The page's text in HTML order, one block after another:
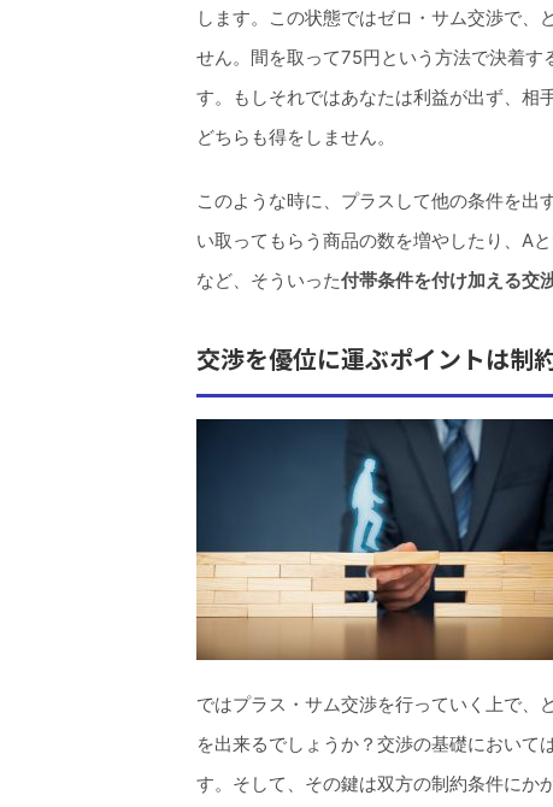
します。この状態ではゼロ・サム交渉で、
せん。間を取って75円という方法で決着
す。もしそれではあなたは利益が出ず、相
どちらも得をしません。
このような時に、プラスして他の条件を出
い取ってもらう商品の数を増やしたり、A
など、そういった付帯条件を付け加える交
交渉を優位に運ぶポイントは制
ではプラス・サム交渉を行っていく上で、
を出来るでしょうか？交渉の基礎におい
す。そして、その鍵は双方の制約条件にか